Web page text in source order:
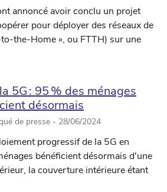
annoncé avoir conclu un projet
pour déployer des réseaux de
the-Home », ou FTTH) sur une
5G : 95 % des ménages
désormais
de presse - 28/06/2024
progressif de la 5G en
bénéficient désormais d'une
la couverture intérieure étant